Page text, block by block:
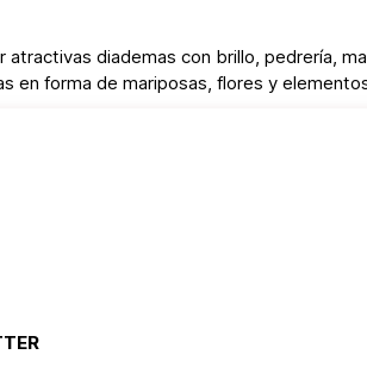
diademas con brillo, pedrería,
en forma de mariposas, flores y
un plus juvenil, romántico y auténtico